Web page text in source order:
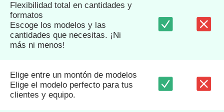
Flexibilidad total en cantidades y
formatos
Escoge los modelos y las
cantidades que necesitas. ¡Ni
más ni menos!
Elige entre un montón de modelos
Elige el modelo perfecto para tus
clientes y equipo.